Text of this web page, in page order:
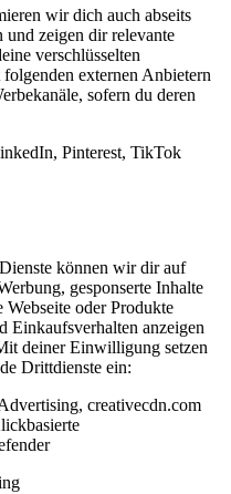
wir dich auch abseits
und zeigen dir relevante
verschlüsselten
externen Anbietern
sofern du deren
Pinterest, TikTok
können wir dir auf
gesponserte Inhalte
Webseite oder Produkte
Einkaufsverhalten anzeigen
deiner Einwilligung setzen
Drittdienste ein:
creativecdn.com